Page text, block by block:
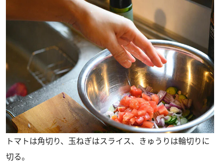
トマトは角切り、玉ねぎはスライス、きゅうりは輪切りに
切る。